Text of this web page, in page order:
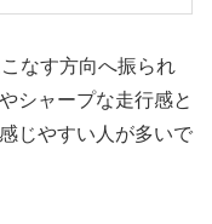
なす方向へ振られ
シャープな走行感と
じやすい人が多いで